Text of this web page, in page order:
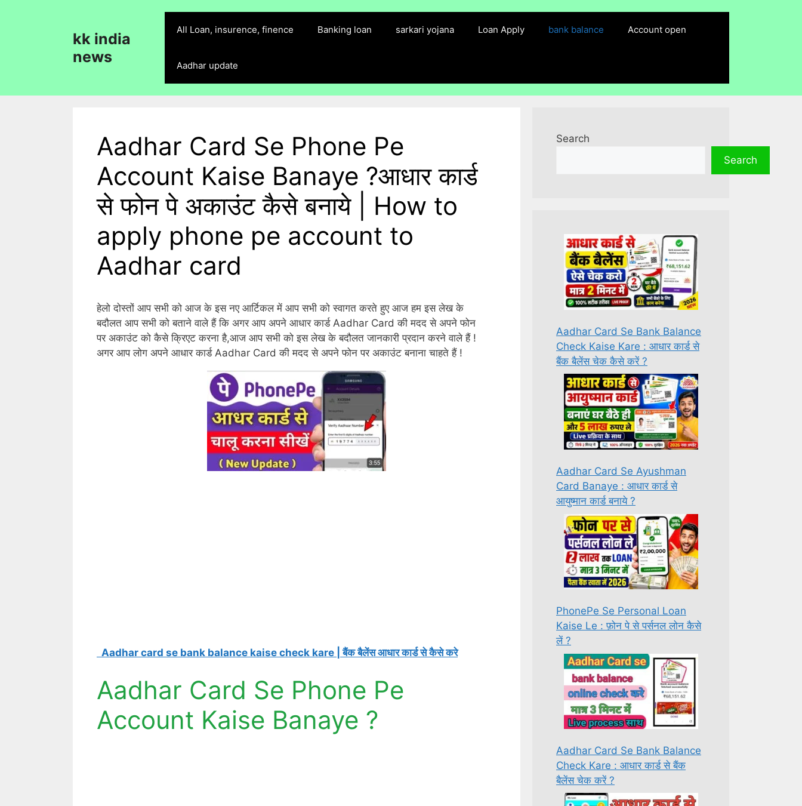
kk india
news
All Loan, insurence, finence Banking loan sarkari yojana Loan Apply bank balance Account open
Aadhar update
Aadhar Card Se Phone Pe
Account Kaise Banaye ?आधार कार्ड
से फोन पे अकाउंट कैसे बनाये | How to
apply phone pe account to
Aadhar card
हेलो दोस्तों आप सभी को आज के इस नए आर्टिकल में आप सभी को स्वागत करते हुए आज हम इस लेख के
बदौलत आप सभी को बताने वाले हैं कि अगर आप अपने आधार कार्ड Aadhar Card की मदद से अपने फोन
पर अकाउंट को कैसे क्रिएट करना है,आज आप सभी को इस लेख के बदौलत जानकारी प्रदान करने वाले हैं !
अगर आप लोग अपने आधार कार्ड Aadhar Card की मदद से अपने फोन पर अकाउंट बनाना चाहते हैं !
Aadhar card se bank balance kaise check kare | बैंक बैलेंस आधार कार्ड से कैसे करे
Aadhar Card Se Phone Pe
Account Kaise Banaye ?
Search
Search
Aadhar Card Se Bank Balance
Check Kaise Kare : आधार कार्ड से
बैंक बैलेंस चेक कैसे करें ?
Aadhar Card Se Ayushman
Card Banaye : आधार कार्ड से
आयुष्मान कार्ड बनाये ?
PhonePe Se Personal Loan
Kaise Le : फ़ोन पे से पर्सनल लोन कैसे
लें ?
Aadhar Card Se Bank Balance
Check Kare : आधार कार्ड से बैंक
बैलेंस चेक करें ?